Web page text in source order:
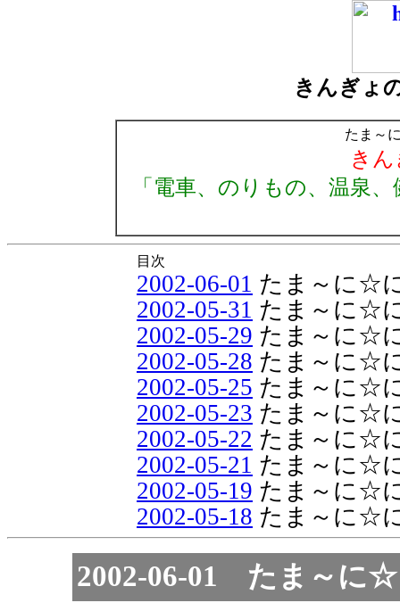
きんぎょ
たま～
き
「電車、のりもの、温泉
目次
2002-06-01 たま～に☆
2002-05-31 たま～に☆
2002-05-29 たま～に☆
2002-05-28 たま～に☆
2002-05-25 たま～に☆
2002-05-23 たま～に☆
2002-05-22 たま～に☆
2002-05-21 たま～に☆
2002-05-19 たま～に☆
2002-05-18 たま～に☆
2002-06-01 たま～に